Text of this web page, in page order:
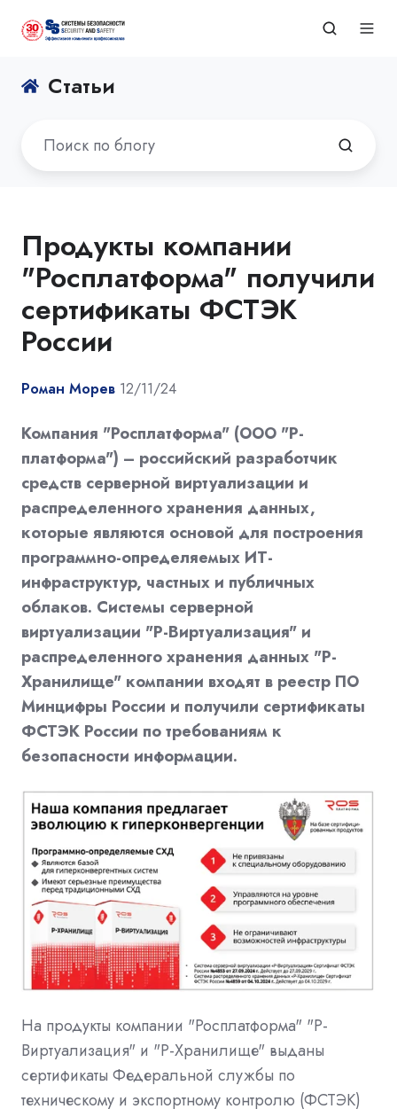
Статьи
Продукты компании
"Росплатформа" получили
сертификаты ФСТЭК
России
Роман Морев 12/11/24
Компания "Росплатформа" (ООО "Р-
платформа") – российский разработчик
средств серверной виртуализации и
распределенного хранения данных,
которые являются основой для построения
программно-определяемых ИТ-
инфраструктур, частных и публичных
облаков. Системы серверной
виртуализации "Р-Виртуализация" и
распределенного хранения данных "Р-
Хранилище" компании входят в реестр ПО
Минцифры России и получили сертификаты
ФСТЭК России по требованиям к
безопасности информации.
На продукты компании "Росплатформа" "Р-
Виртуализация" и "Р-Хранилище" выданы
сертификаты Федеральной службы по
техническому и экспортному контролю (ФСТЭК)